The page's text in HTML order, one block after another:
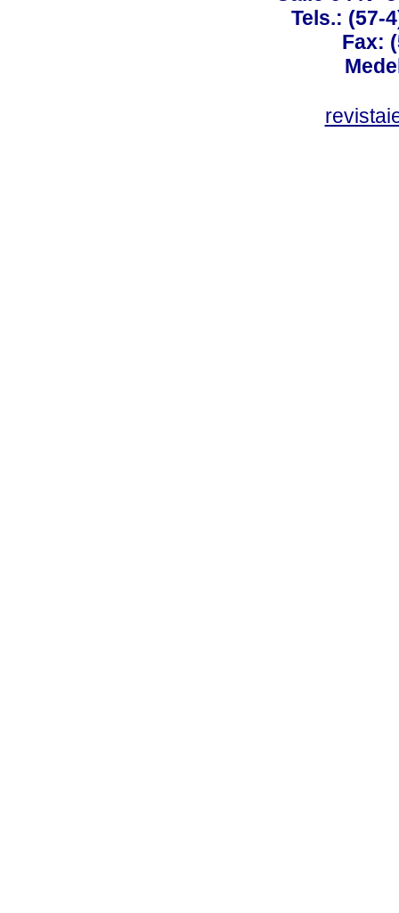
Tels.: (57-
Fax: